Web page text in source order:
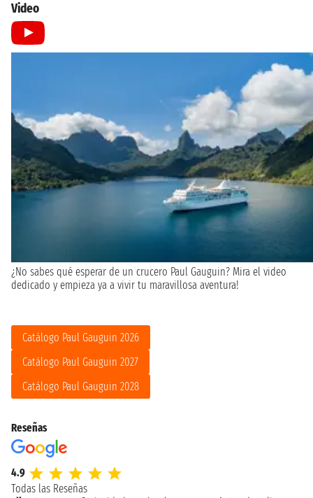
Video
¿No sabes qué esperar de un crucero Paul Gauguin? Mira el video
dedicado y empieza ya a vivir tu maravillosa aventura!
Catálogo Paul Gauguin 2026
Catálogo Paul Gauguin 2027
Catálogo Paul Gauguin 2028
Reseñas
4.9
Todas las Reseñas